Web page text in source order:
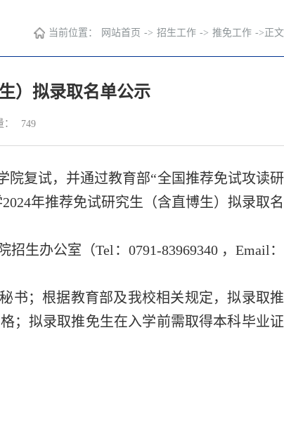
当前位置： 网站首页 -> 招生工作 -> 推免工作 -> 正文
）拟录取名单公示
749
院复试，并通过教育部“全国推荐免试攻读研
4年推荐免试研究生 （含直博生） 拟录取名
生办公室（Tel：0791-83969340 ，Email：
书；根据教育部及我校相关规定，拟录取推
；拟录取推免生在入学前需取得本科毕业证